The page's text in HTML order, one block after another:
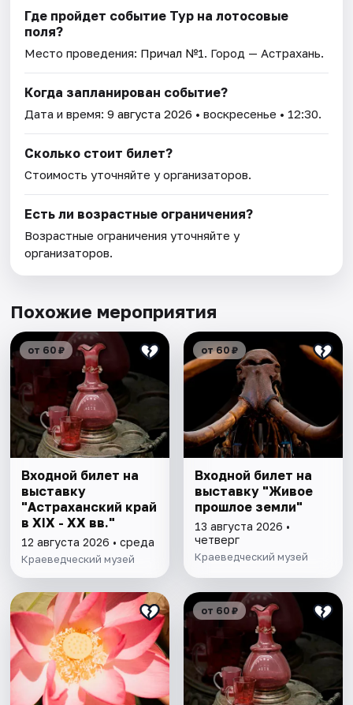
Где пройдет событие Тур на лотосовые
поля?
Место проведения: Причал №1. Город — Астрахань.
Когда запланирован событие?
Дата и время:9 августа 2026 • воскресенье • 12:30.
Сколько стоит билет?
Стоимость уточняйте у организаторов.
Есть ли возрастные ограничения?
Возрастные ограничения уточняйте у
организаторов.
Похожие мероприятия
от 60 ₽
Входной билет на
выставку
"Астраханский край
в XIX - XX вв."
12 августа 2026 • среда
Краеведческий музей
от 60 ₽
Входной билет на
выставку "Живое
прошлое земли"
13 августа 2026 •
четверг
Краеведческий музей
от 60 ₽